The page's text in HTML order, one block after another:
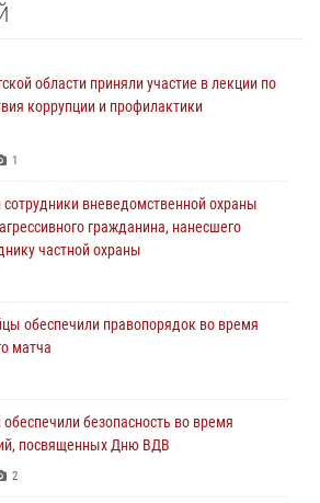
области приняли участие в лекции по
коррупции и профилактики
1
сотрудники вневедомственной охраны
гражданина, нанесшего
частной охраны
обеспечили правопорядок во время
матча
безопасность во время
посвященных Дню ВДВ
2